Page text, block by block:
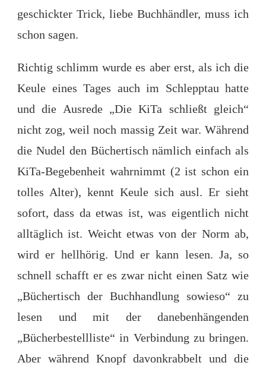
geschickter Trick, liebe Buchhändler, muss ich
schon sagen.
Richtig schlimm wurde es aber erst, als ich die
Keule eines Tages auch im Schlepptau hatte
und die Ausrede „Die KiTa schließt gleich“
nicht zog, weil noch massig Zeit war. Während
die Nudel den Büchertisch nämlich einfach als
KiTa-Begebenheit wahrnimmt (2 ist schon ein
tolles Alter), kennt Keule sich ausl. Er sieht
sofort, dass da etwas ist, was eigentlich nicht
alltäglich ist. Weicht etwas von der Norm ab,
wird er hellhörig. Und er kann lesen. Ja, so
schnell schafft er es zwar nicht einen Satz wie
„Büchertisch der Buchhandlung sowieso“ zu
lesen und mit der danebenhängenden
„Bücherbestellliste“ in Verbindung zu bringen.
Aber während Knopf davonkrabbelt und die